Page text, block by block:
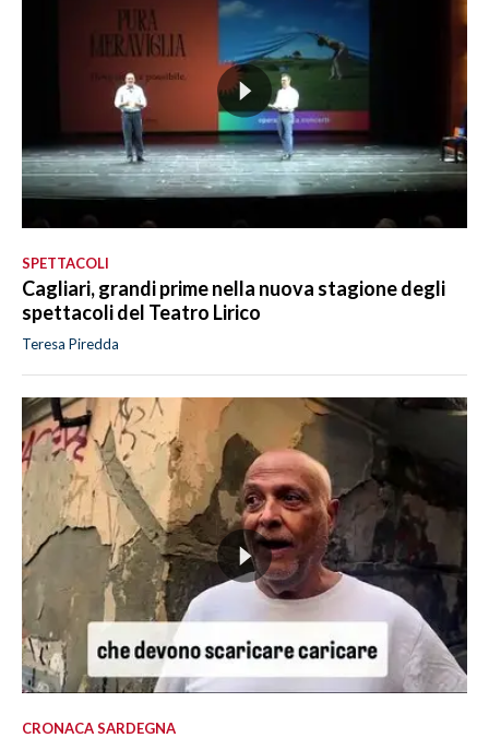
SPETTACOLI
Cagliari, grandi prime nella nuova stagione degli
spettacoli del Teatro Lirico
Teresa Piredda
CRONACA SARDEGNA